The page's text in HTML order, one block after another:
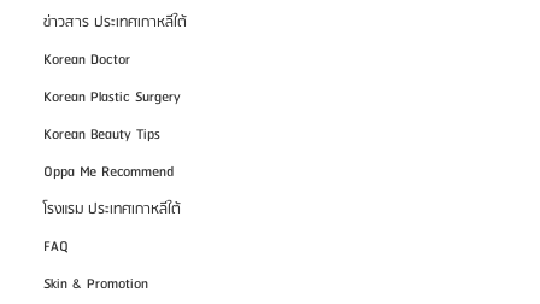
ข่าวสาร ประเทศเกาหลีใต้
Korean Doctor
Korean Plastic Surgery
Korean Beauty Tips
Oppa Me Recommend
โรงแรม ประเทศเกาหลีใต้
FAQ
Skin & Promotion